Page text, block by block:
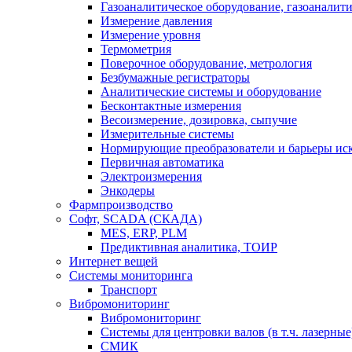
Газоаналитическое оборудование,
Измерение давления
Измерение уровня
Термометрия
Поверочное оборудование, метрология
Безбумажные регистраторы
Аналитические системы и оборудование
Бесконтактные измерения
Весоизмерение, дозировка, сыпучие
Измерительные системы
Нормирующие преобразователи и барьеры
Первичная автоматика
Электроизмерения
Энкодеры
Фармпроизводство
Софт, SCADA (СКАДА)
MES, ERP, PLM
Предиктивная аналитика, ТОИР
Интернет вещей
Системы мониторинга
Транспорт
Вибромониторинг
Вибромониторинг
Системы для центровки валов (в т.ч.
СМИК